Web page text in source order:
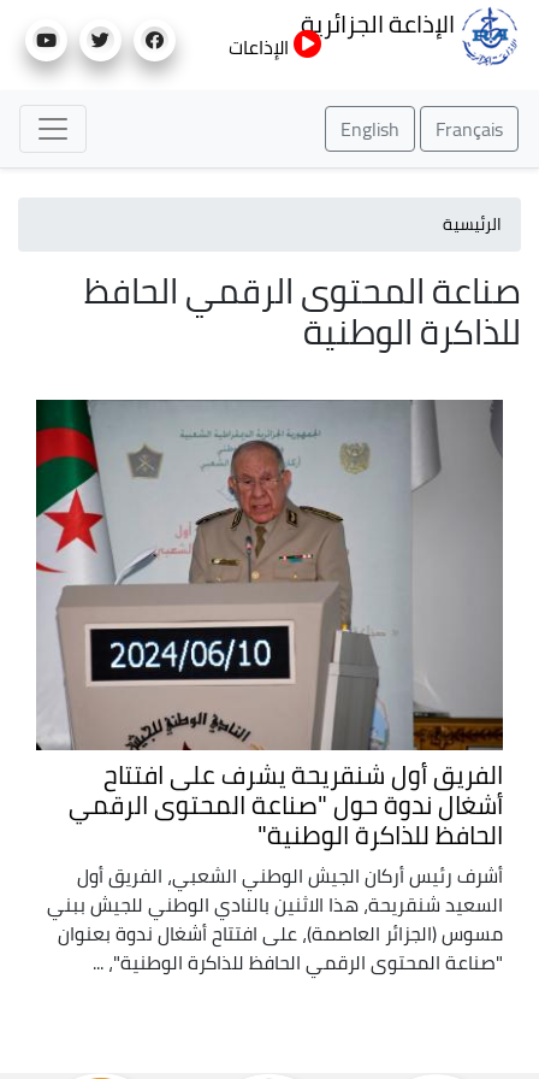
إلى
الإذاعة الجزائرية
الإذاعات
Français
English
الرئيسية
صناعة المحتوى الرقمي الحافظ
للذاكرة الوطنية
الفريق أول شنقريحة يشرف على افتتاح
أشغال ندوة حول "صناعة المحتوى الرقمي
الحافظ للذاكرة الوطنية"
أشرف رئيس أركان الجيش الوطني الشعبي، الفريق أول
السعيد شنقريحة، هذا الاثنين بالنادي الوطني للجيش ببني
مسوس (الجزائر العاصمة)، على افتتاح أشغال ندوة بعنوان
"صناعة المحتوى الرقمي الحافظ للذاكرة الوطنية"، ...